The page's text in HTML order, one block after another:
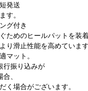
発送
す。
グ付き
ためのヒールパットを装
り滑止性能を高めていま
マット。
行振り込みが
、
く場合がございます。